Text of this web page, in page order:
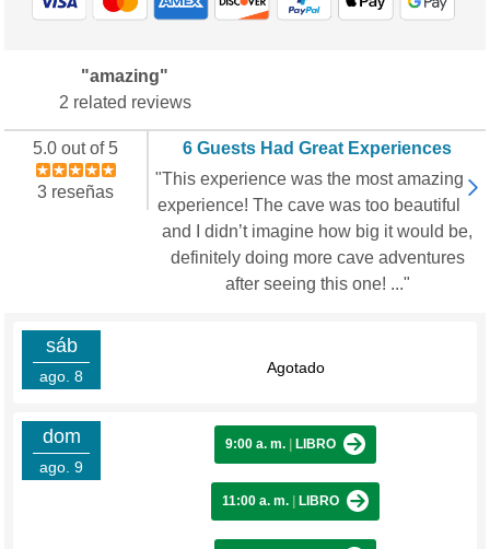
"amazing"
2 related reviews
5.0 out of 5
3 reseñas
6 Guests Had Great Experiences
"This experience was the most amazing
experience! The cave was too beautiful
and I didn’t imagine how big it would be,
definitely doing more cave adventures
after seeing this one! ..."
sáb
ago. 8 Agotado
dom
ago. 9
9:00 a. m. LIBRO
11:00 a. m. LIBRO